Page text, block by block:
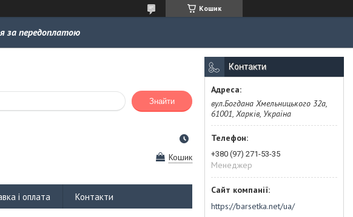
Кошик
за передоплатою
Знайти
Кошик
і оплата Контакти
Контакти
вул.Богдана Хмельницького 32а,
61001, Харків, Україна
+380 (97) 271-53-35
Менеджер
https://barsetka.net/ua/